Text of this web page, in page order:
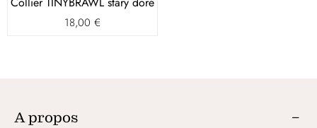
18,00 €
A propos